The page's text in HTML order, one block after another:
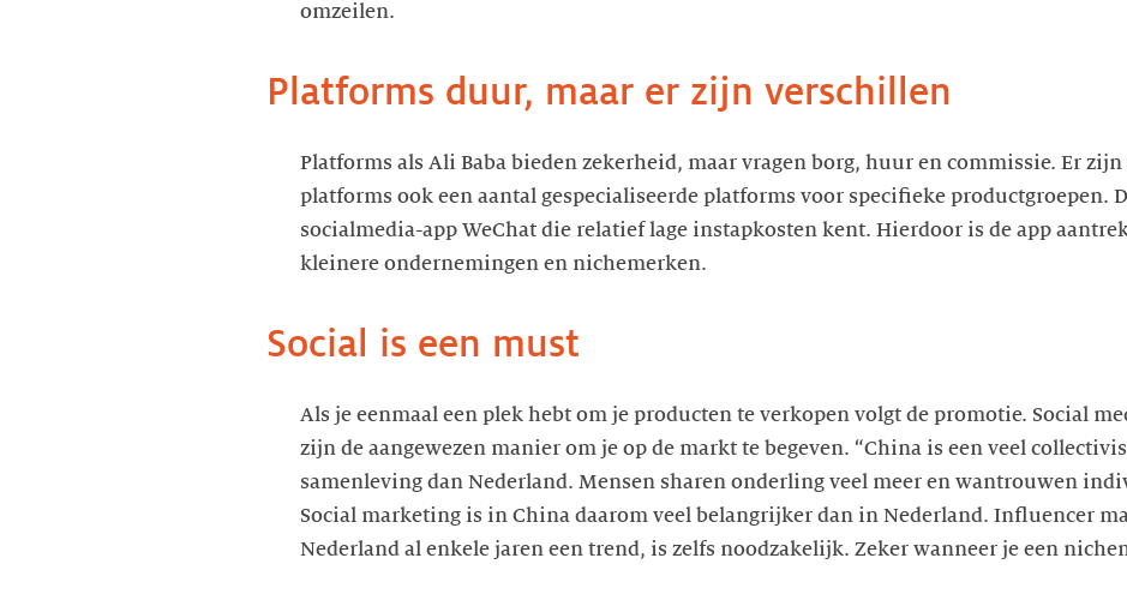
omzeilen.
Platforms duur, maar er zijn verschillen
Platforms als Ali Baba bieden zekerheid, maar vragen borg, huur en commissie. Er zijn
platforms ook een aantal gespecialiseerde platforms voor specifieke productgroepen.
socialmedia-app WeChat die relatief lage instapkosten kent. Hierdoor is de app
kleinere ondernemingen en nichemerken.
Social is een must
Als je eenmaal een plek hebt om je producten te verkopen volgt de promotie. Social
zijn de aangewezen manier om je op de markt te begeven. “China is een veel
samenleving dan Nederland. Mensen sharen onderling veel meer en wantrouwen
Social marketing is in China daarom veel belangrijker dan in Nederland. Influencer
Nederland al enkele jaren een trend, is zelfs noodzakelijk. Zeker wanneer je een